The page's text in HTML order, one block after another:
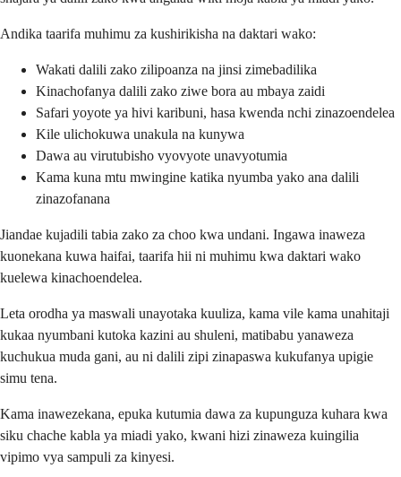
Andika taarifa muhimu za kushirikisha na daktari wako:
Wakati dalili zako zilipoanza na jinsi zimebadilika
Kinachofanya dalili zako ziwe bora au mbaya zaidi
Safari yoyote ya hivi karibuni, hasa kwenda nchi zinazoendelea
Kile ulichokuwa unakula na kunywa
Dawa au virutubisho vyovyote unavyotumia
Kama kuna mtu mwingine katika nyumba yako ana dalili
zinazofanana
Jiandae kujadili tabia zako za choo kwa undani. Ingawa inaweza
kuonekana kuwa haifai, taarifa hii ni muhimu kwa daktari wako
kuelewa kinachoendelea.
Leta orodha ya maswali unayotaka kuuliza, kama vile kama unahitaji
kukaa nyumbani kutoka kazini au shuleni, matibabu yanaweza
kuchukua muda gani, au ni dalili zipi zinapaswa kukufanya upigie
simu tena.
Kama inawezekana, epuka kutumia dawa za kupunguza kuhara kwa
siku chache kabla ya miadi yako, kwani hizi zinaweza kuingilia
vipimo vya sampuli za kinyesi.